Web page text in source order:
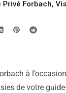
Privé Forbach,
à
de votre